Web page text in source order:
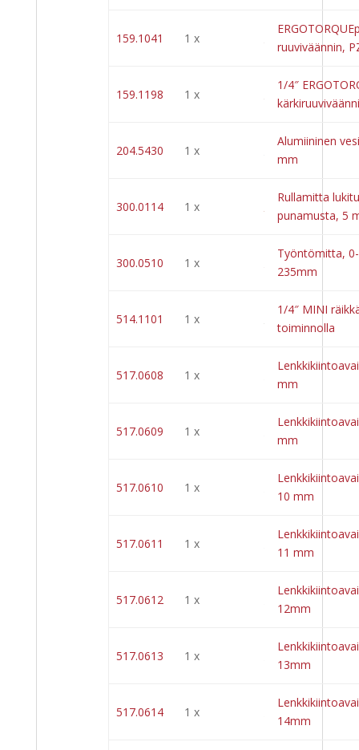
159.1041 1 x
ruuviväännin,
159.1198 1 x
1/4″
204.5430 1 x
Alumiininen
mm
300.0114 1 x
Rullamitta
punamusta, 5
300.0510 1 x
Työntömitta,
235mm
514.1101 1 x
1/4″ MINI
toiminnolla
517.0608 1 x
mm
517.0609 1 x
mm
517.0610 1 x
10 mm
517.0611 1 x
11 mm
517.0612 1 x
12mm
517.0613 1 x
13mm
517.0614 1 x
14mm